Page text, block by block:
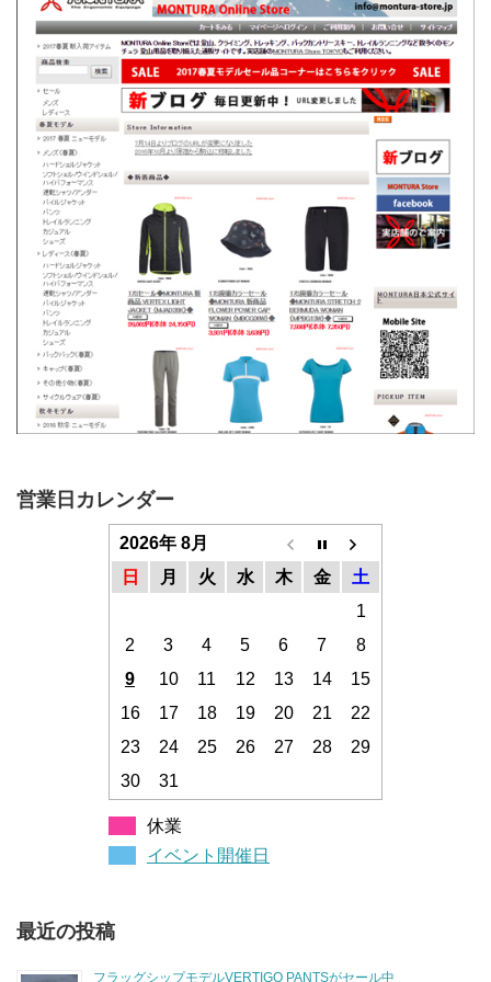
営業日カレンダー
2026年 8月
日
月 火 水 木 金
土
1
2
3 4 5 6 7
8
9
10 11 12 13 14
15
16
17 18 19 20 21
22
23
24 25 26 27 28
29
30
31
休業
イベント開催日
最近の投稿
フラッグシップモデルVERTIGO PANTSがセール中